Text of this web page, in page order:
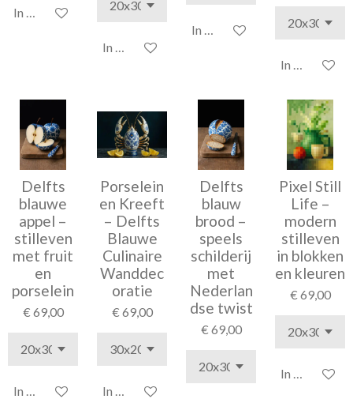
In winkelwagen
In winkelwagen
In winkelwagen
In
Delfts
blauwe
appel –
stilleven
met fruit
en
porselein
€ 69,00
In winkelwagen
Porselein
en Kreeft
– Delfts
Blauwe
Culinaire
Wanddec
oratie
€ 69,00
In winkelwagen
Delfts
blauw
brood –
speels
schilderij
met
Nederlan
dse twist
€ 69,00
Pixel Still
Life –
modern
stilleven
in blokken
en kleuren
€ 69,00
In